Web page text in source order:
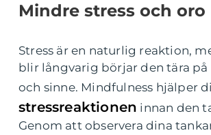
Mindre stress och oro
Stress är en naturlig reaktion,
blir långvarig börjar den tära
och sinne. Mindfulness hjälper
stressreaktionen innan den
Genom att observera dina